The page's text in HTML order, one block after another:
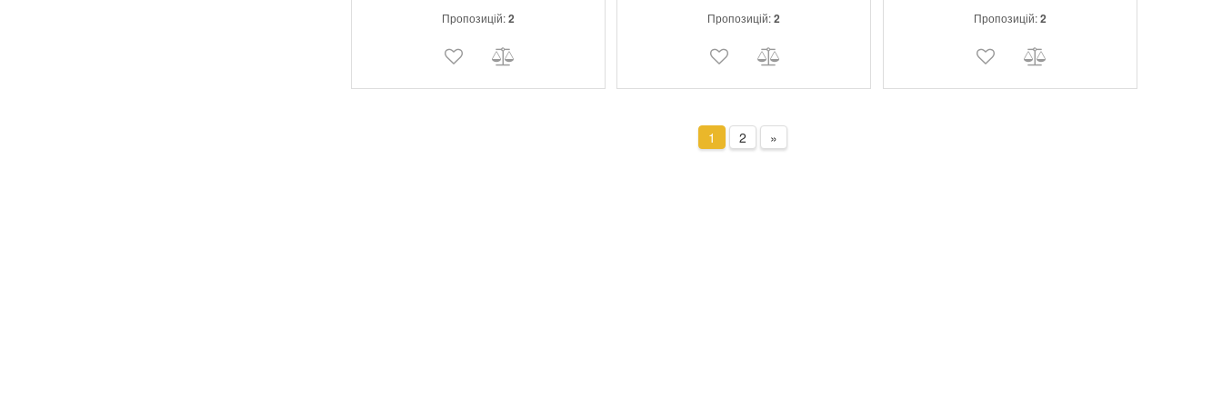
Пропозицій:2
функціональності.Пропозицій:2
легко очищається і її добре видно.
Пропозицій:2
1 2 »